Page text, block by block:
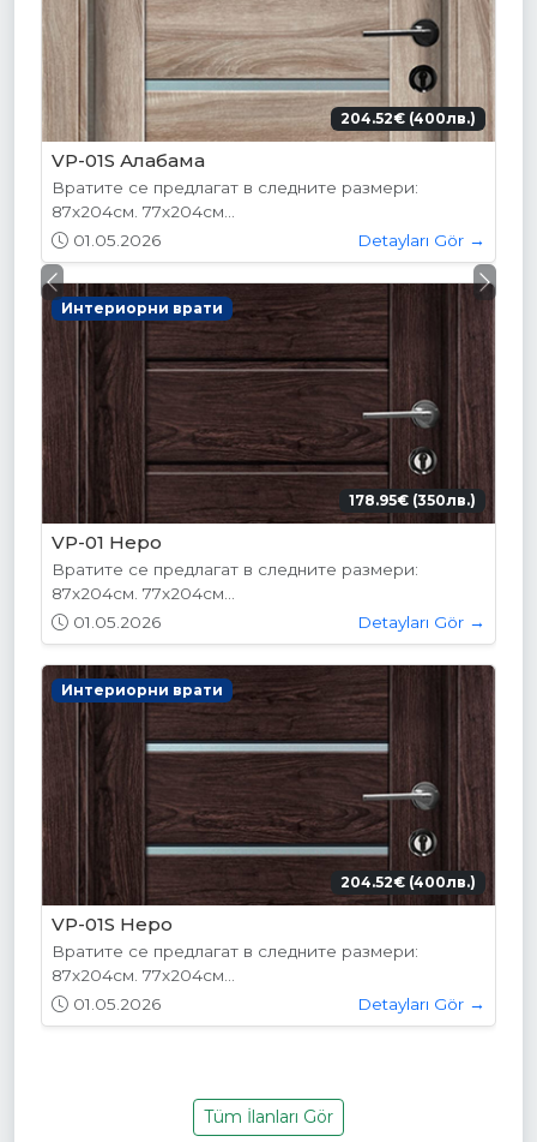
204.52€ (400лв.)
VP-01S Алабама
Вратите се предлагат в следните размери:
87х204см. 77х204см...
01.05.2026
Detayları Gör →
Интериорни врати
178.95€ (350лв.)
VP-01 Hepo
Вратите се предлагат в следните размери:
87х204см. 77х204см...
01.05.2026
Detayları Gör →
Интериорни врати
204.52€ (400лв.)
VP-01S Hepo
Вратите се предлагат в следните размери:
87х204см. 77х204см...
01.05.2026
Detayları Gör →
Previous Next
Tüm İlanları Gör